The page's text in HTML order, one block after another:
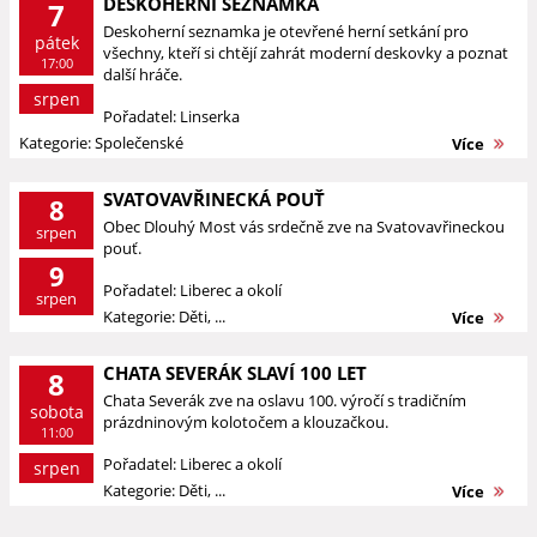
7
pátek
17:00
srpen
Deskoherní seznamka je otevřené herní setkání pro
všechny, kteří si chtějí zahrát moderní deskovky a poznat
další hráče.
Pořadatel: Linserka
Kategorie: Společenské
Více
8
srpen
9
srpen
SVATOVAVŘINECKÁ POUŤ
Obec Dlouhý Most vás srdečně zve na Svatovavřineckou
pouť.
Pořadatel: Liberec a okolí
Kategorie: Děti, ...
Více
8
sobota
11:00
srpen
CHATA SEVERÁK SLAVÍ 100 LET
Chata Severák zve na oslavu 100. výročí s tradičním
prázdninovým kolotočem a klouzačkou.
Pořadatel: Liberec a okolí
Kategorie: Děti, ...
Více